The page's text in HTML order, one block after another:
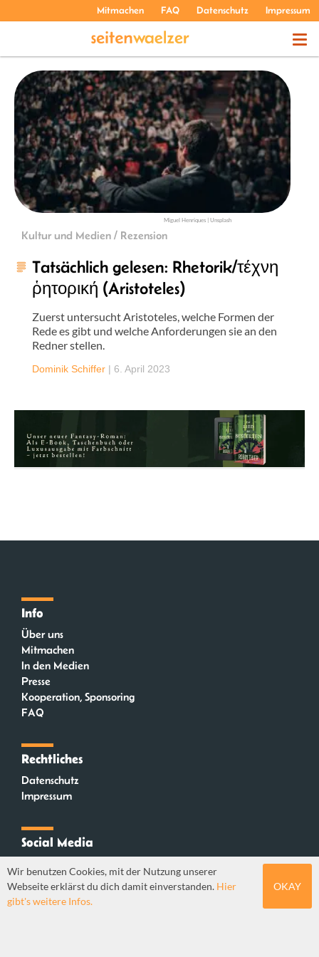
Mitmachen FAQ Datenschutz Impressum
THEMEN
PODCASTS
ÜBER UNS
Miguel Henriques | Unsplash
Kultur und Medien / Rezension
Tatsächlich gelesen: Rhetorik/τέχνη
ῥητορική (Aristoteles)
Zuerst untersucht Aristoteles, welche Formen der
Rede es gibt und welche Anforderungen sie an den
Redner stellen.
Dominik Schiffer | 6. April 2023
Info
Über uns
Mitmachen
In den Medien
Presse
Kooperation, Sponsoring
FAQ
Rechtliches
Datenschutz
Impressum
Social Media
Mastodon
Wir benutzen Cookies, mit der Nutzung unserer
Webseite erklärst du dich damit einverstanden. Hier
gibt's weitere Infos.
OKAY